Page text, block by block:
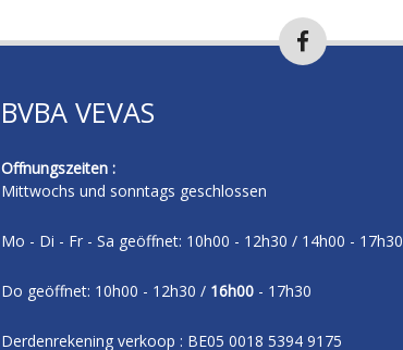
BVBA VEVAS
Offnungszeiten :
Mittwochs und sonntags geschlossen
Mo - Di - Fr - Sa geöffnet: 10h00 - 12h30 / 14h00 - 17h30
Do geöffnet: 10h00 - 12h30 / 16h00- 17h30
Derdenrekening verkoop : BE05 0018 5394 9175